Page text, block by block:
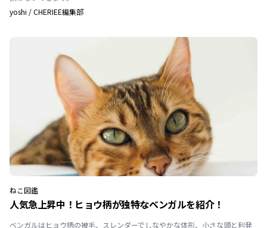
yoshi /CHERIEE編集部
ねこ図鑑
人気急上昇中！ヒョウ柄が独特なベンガルを紹介！
ベンガルはヒョウ柄の被毛、スレンダーでしなやかな体形、小さな頭と利発